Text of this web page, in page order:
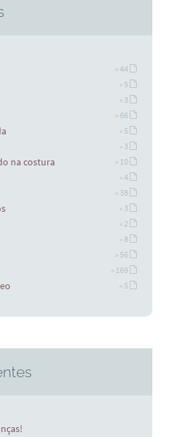
» 44
» 5
» 3
» 66
» 5
» 3
na costura » 10
» 4
» 38
» 3
» 2
» 8
» 56
» 169
» 5